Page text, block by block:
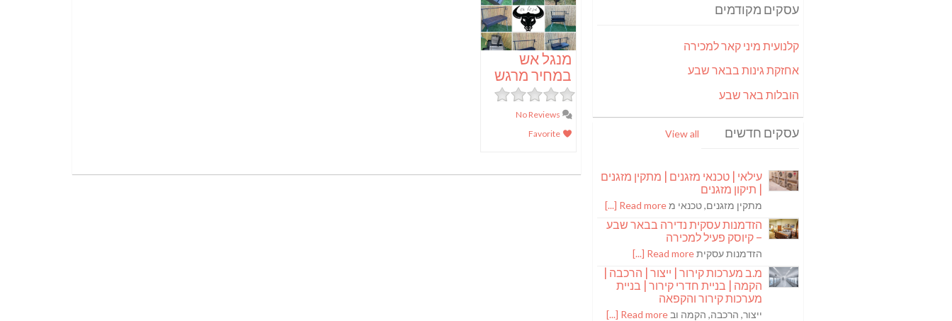
מנגל אש
במחיר מרגש
עסקים מקודמים
קלנועית מיני קאר למכירה
אחזקת גינות בבאר שבע
הובלות באר שבע
עסקים חדשים View all
עילאי | טכנאי מזגנים | מתקין מזגנים
| תיקון מזגנים
מתקין מזגנים, טכנאי מRead more [...]
הזדמנות עסקית נדירה בבאר שבע
– קיוסק פעיל למכירה
הזדמנות עסקיתRead more [...]
מ.ב מערכות קירור | ייצור | הרכבה |
הקמה | בניית חדרי קירור | בניית
מערכות קירור והקפאה
ייצור, הרכבה, הקמה וב Read more [...]